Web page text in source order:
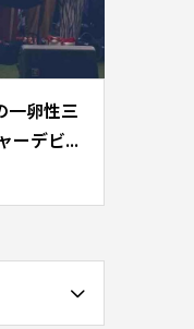
一卵性三
ーデビ...